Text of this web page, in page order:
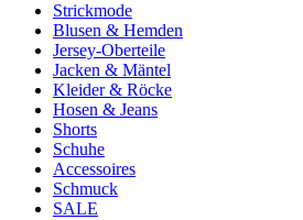
Strickmode
Blusen & Hemden
Jersey-Oberteile
Jacken & Mäntel
Kleider & Röcke
Hosen & Jeans
Shorts
Schuhe
Accessoires
Schmuck
SALE